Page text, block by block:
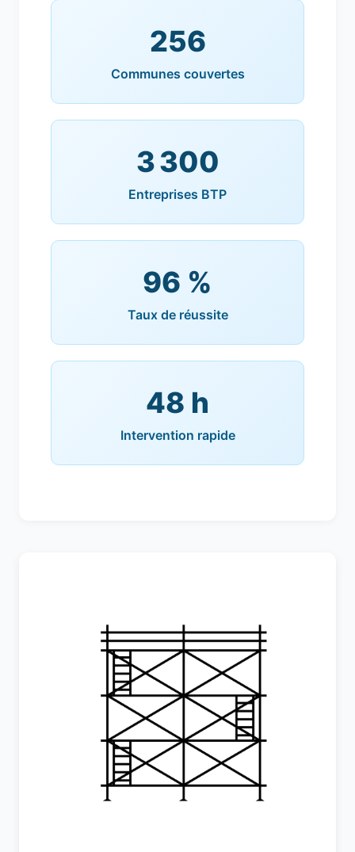
256
Communes couvertes
3 300
Entreprises BTP
96 %
Taux de réussite
48 h
Intervention rapide